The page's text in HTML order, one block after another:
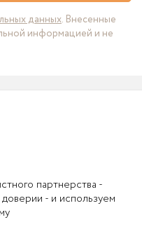
данных. Внесенные
информацией и не
партнерства -
- и используем